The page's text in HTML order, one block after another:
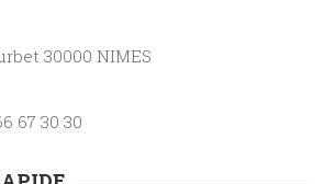
30000 NIMES
67 30 30